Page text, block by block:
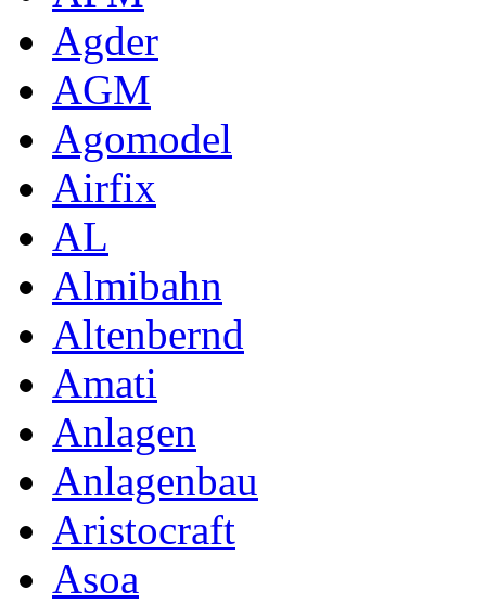
Agder
AGM
Agomodel
Airfix
AL
Almibahn
Altenbernd
Amati
Anlagen
Anlagenbau
Aristocraft
Asoa